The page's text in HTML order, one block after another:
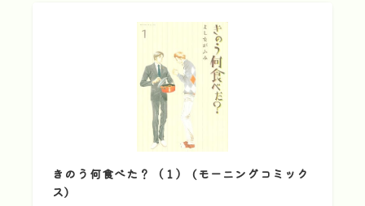
きのう何食べた？（１） (モーニングコミック
ス)